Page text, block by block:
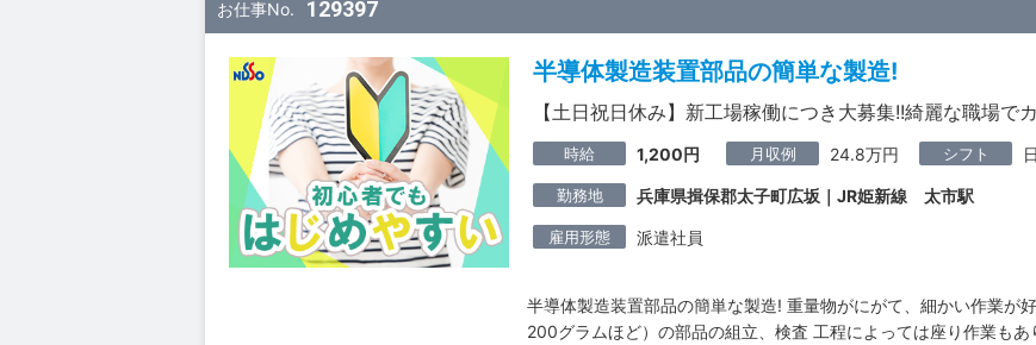
お仕事No. 129397
半導体製造装置部品の簡単な製造!
【土日祝日休み】新工場稼働につき大募集!!綺麗な職場で
時給 1,200円 月収例 24.8万円 シフト
勤務地 兵庫県揖保郡太子町広坂｜JR姫新線 太市駅
雇用形態 派遣社員
半導体製造装置部品の簡単な製造! 重量物がにがて、細かい作業が
200グラムほど）の部品の組立、検査 工程によっては座り作業もあ